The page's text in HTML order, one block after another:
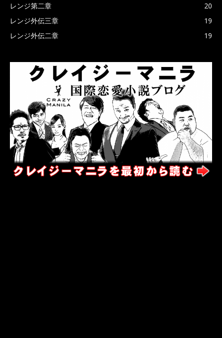
レンジ第二章
20
レンジ外伝三章
19
レンジ外伝二章
19